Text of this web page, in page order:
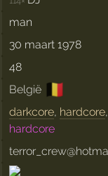
man
30 maart 1978
48
België 🇧🇪
darkcore, hardcore,
hardcore